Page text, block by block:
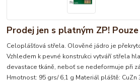
Prodej jen s platným ZP!
Celoplášťová střela. Olověné jádro je
Vzhledem k pevné konstrukci vytváří střela
devastace tkáně, neboť se nedeformuje při
Hmotnost: 95 grs/ 6,1 g Materiál pláště: